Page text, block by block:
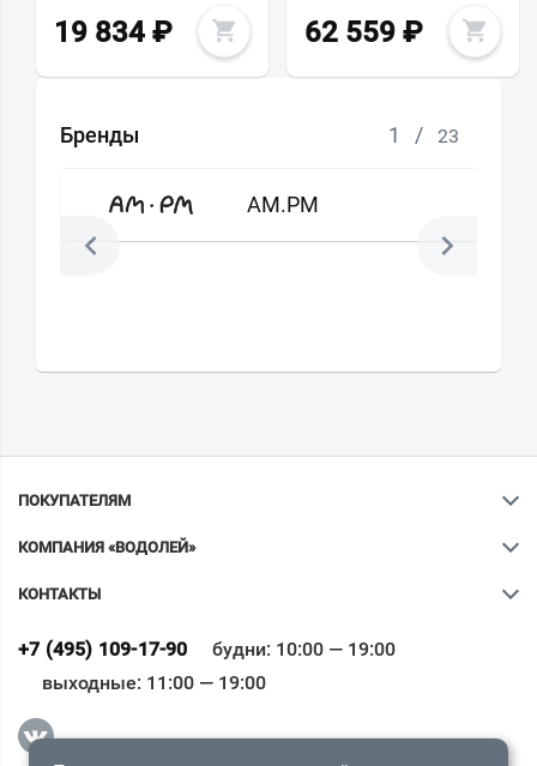
19 834 ₽ 62 559 ₽
Бренды 1 / 23
AM.PM
ПОКУПАТЕЛЯМ
КОМПАНИЯ «ВОДОЛЕЙ»
КОНТАКТЫ
+7 (495) 109-17-90
будни: 10:00 — 19:00
выходные: 11:00 — 19:00
Всё верно